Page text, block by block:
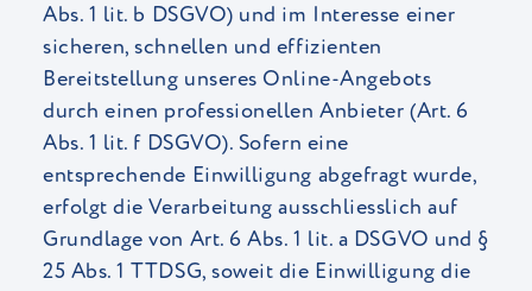
Abs. 1 lit. b DSGVO) und im Interesse einer
sicheren, schnellen und effizienten
Bereitstellung unseres Online-Angebots
durch einen professionellen Anbieter (Art. 6
Abs. 1 lit. f DSGVO). Sofern eine
entsprechende Einwilligung abgefragt wurde,
erfolgt die Verarbeitung ausschliesslich auf
Grundlage von Art. 6 Abs. 1 lit. a DSGVO und §
25 Abs. 1 TTDSG, soweit die Einwilligung die